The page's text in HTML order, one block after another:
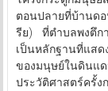
ตอนปลายที่บ้านด
รีย) ที่ตำบลพงตึก
เป็นหลักฐานที่แสด
ของมนุษย์ในดินแด
ประวัติศาสตร์ครั้ง